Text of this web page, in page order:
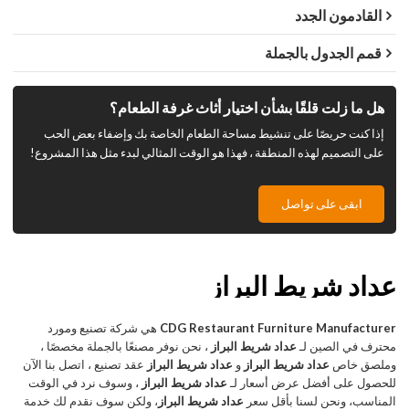
القادمون الجدد
قمم الجدول بالجملة
هل ما زلت قلقًا بشأن اختيار أثاث غرفة الطعام؟
إذا كنت حريصًا على تنشيط مساحة الطعام الخاصة بك وإضفاء بعض الحب
على التصميم لهذه المنطقة ، فهذا هو الوقت المثالي لبدء مثل هذا المشروع!
ابقى على تواصل
عداد شريط البراز
CDG Restaurant Furniture Manufacturer هي شركة تصنيع ومورد
محترف في الصين لـ عداد شريط البراز ، نحن نوفر مصنعًا بالجملة مخصصًا ،
وملصق خاص عداد شريط البراز و عداد شريط البراز عقد تصنيع ، اتصل بنا الآن
للحصول على أفضل عرض أسعار لـ عداد شريط البراز ، وسوف نرد في الوقت
المناسب، ونحن لسنا بأقل سعر عداد شريط البراز ، ولكن سوف نقدم لك خدمة